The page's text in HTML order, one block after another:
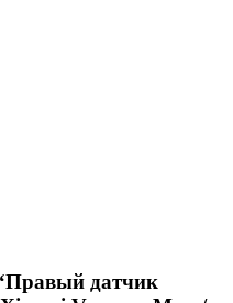
датчик